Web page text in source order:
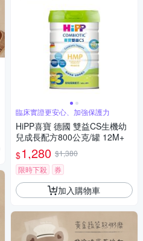
臨床實證更安心、加強保護力
HiPP喜寶 德國 雙益CS生機幼
兒成長配方800公克/罐 12M+
$1,280 $1,380
限時下殺
券
加入購物車